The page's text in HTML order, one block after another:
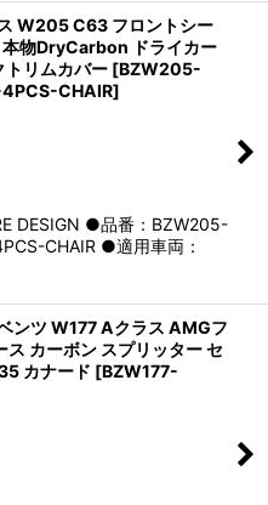
W205 C63 フロントシー
本物DryCarbon ドライカー
トリムカバー [BZW205-
CHAIR]
DESIGN ●品番：BZW205-
CHAIR ●適用車両：
ンツ W177 Aクラス AMGフ
ス カーボン スプリッター セ
カナード [BZW177-